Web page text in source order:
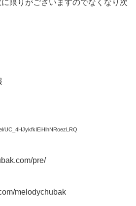
限りがございますのでなくなり次
UC_4HJykfkIEiHlhNRoezLRQ
pre/
melodychubak